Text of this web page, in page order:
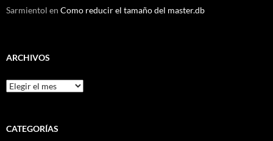
Sarmientol en Como reducir el tamaño del master.db
ARCHIVOS
Archivos
CATEGORÍAS